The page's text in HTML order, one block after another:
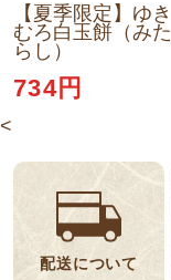
【夏季限定】ゆき
むろ白玉餅（みた
らし）
734円
<
配送について